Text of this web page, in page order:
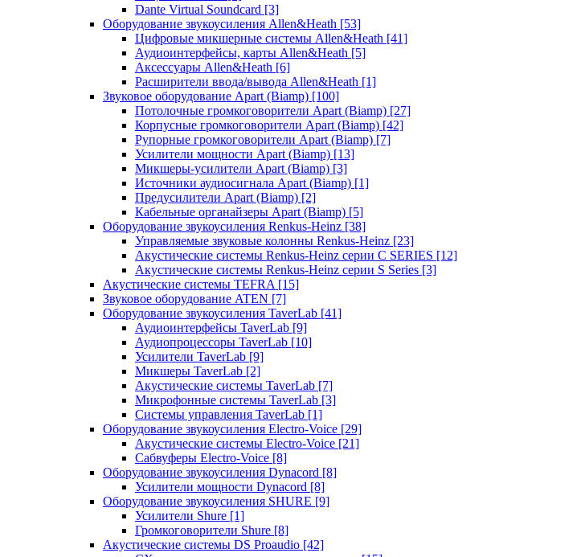
Dante Virtual Soundcard [3]
Оборудование звукоусиления Allen&Heath [53]
Цифровые микшерные системы Allen&Heath [41]
Аудиоинтерфейсы, карты Allen&Heath [5]
Аксессуары Allen&Heath [6]
Расширители ввода/вывода Allen&Heath [1]
Звуковое оборудование Apart (Biamp) [100]
Потолочные громкоговорители Apart (Biamp) [27]
Корпусные громкоговорители Apart (Biamp) [42]
Рупорные громкоговорители Apart (Biamp) [7]
Усилители мощности Apart (Biamp) [13]
Микшеры-усилители Apart (Biamp) [3]
Источники аудиосигнала Apart (Biamp) [1]
Предусилители Apart (Biamp) [2]
Кабельные органайзеры Apart (Biamp) [5]
Оборудование звукоусиления Renkus-Heinz [38]
Управляемые звуковые колонны Renkus-Heinz [23]
Акустические системы Renkus-Heinz серии C SERIES [12]
Акустические системы Renkus-Heinz серии S Series [3]
Акустические системы TEFRA [15]
Звуковое оборудование ATEN [7]
Оборудование звукоусиления TaverLab [41]
Аудиоинтерфейсы TaverLab [9]
Аудиопроцессоры TaverLab [10]
Усилители TaverLab [9]
Микшеры TaverLab [2]
Акустические системы TaverLab [7]
Микрофонные системы TaverLab [3]
Системы управления TaverLab [1]
Оборудование звукоусиления Electro-Voice [29]
Акустические системы Electro-Voice [21]
Сабвуферы Electro-Voice [8]
Оборудование звукоусиления Dynacord [8]
Усилители мощности Dynacord [8]
Оборудование звукоусиления SHURE [9]
Усилители Shure [1]
Громкоговорители Shure [8]
Акустические системы DS Proaudio [42]